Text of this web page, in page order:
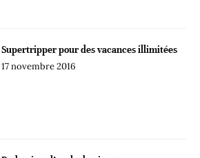
Supertripper pour des vacances illimitées
17 novembre 2016